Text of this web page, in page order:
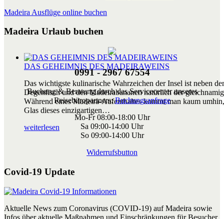
DAS GEHEIMNIS DES MADEIRAWEINS
Das wichtigste kulinarische Wahrzeichen der Insel ist neben
Degenfisch und den Madeirabananen natürlich der
Während eines Madeira-Aufenthaltes kommt man kaum
Glas dieses einzigartigen…
weiterlesen
Madeira Ausflüge online buchen
Madeira Urlaub buchen
0991 - 2967 67554
Buchung & Beratung durch das Servicecenter unseres
Reisebüropartners:Buchungsanfrage
Mo-Fr 08:00-18:00 Uhr
Sa 09:00-14:00 Uhr
So 09:00-14:00 Uhr
Widerrufsbutton
Covid-19 Update
Aktuelle News zum Coronavirus (COVID-19) auf Madeira sowie
Infos über aktuelle Maßnahmen und Einschränkungen für Besucher